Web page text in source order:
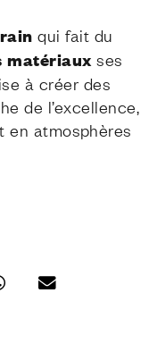
qui fait du
matériaux ses
à créer des
de l’excellence,
en atmosphères